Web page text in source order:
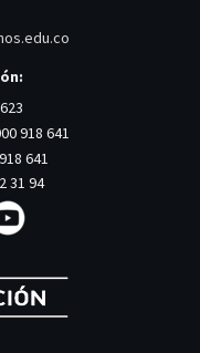
918 641
641
31 94